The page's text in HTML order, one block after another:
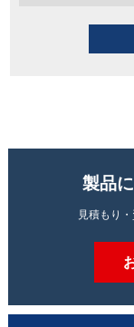
製品
見積もり